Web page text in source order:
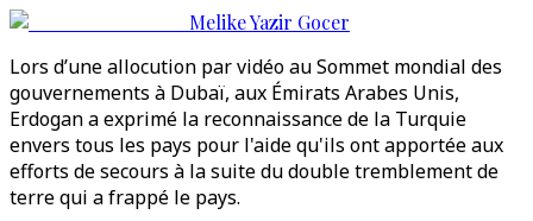
Melike Yazir Gocer
Lors d’une allocution par vidéo au Sommet mondial des
gouvernements à Dubaï, aux Émirats Arabes Unis,
Erdogan a exprimé la reconnaissance de la Turquie
envers tous les pays pour l'aide qu'ils ont apportée aux
efforts de secours à la suite du double tremblement de
terre qui a frappé le pays.